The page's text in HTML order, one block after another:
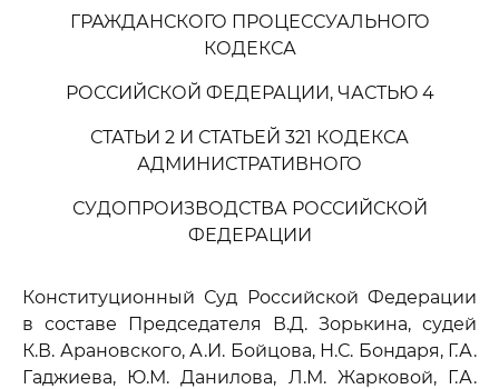
ГРАЖДАНСКОГО ПРОЦЕССУАЛЬНОГО
КОДЕКСА
РОССИЙСКОЙ ФЕДЕРАЦИИ, ЧАСТЬЮ 4
СТАТЬИ 2 И СТАТЬЕЙ 321 КОДЕКСА
АДМИНИСТРАТИВНОГО
СУДОПРОИЗВОДСТВА РОССИЙСКОЙ
ФЕДЕРАЦИИ
Конституционный Суд Российской Федерации
в составе Председателя В.Д. Зорькина, судей
К.В. Арановского, А.И. Бойцова, Н.С. Бондаря, Г.А.
Гаджиева, Ю.М. Данилова, Л.М. Жарковой, Г.А.